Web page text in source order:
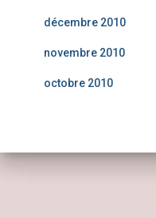
décembre 2010
novembre 2010
octobre 2010